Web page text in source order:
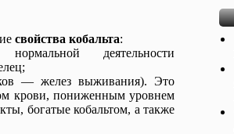
свойства кобальта:
деятельности
— желез выживания). Это
крови, пониженным уровнем
богатые кобальтом, а также